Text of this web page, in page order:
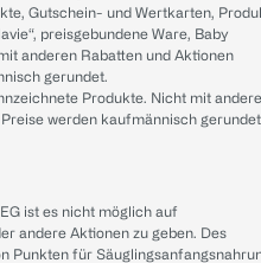
Gutschein- und Wertkarten,
preisgebundene Ware, Baby
anderen Rabatten und Aktionen
gerundet.
Produkte. Nicht mit
werden kaufmännisch
ist es nicht möglich auf
andere Aktionen zu geben. Des
Punkten für